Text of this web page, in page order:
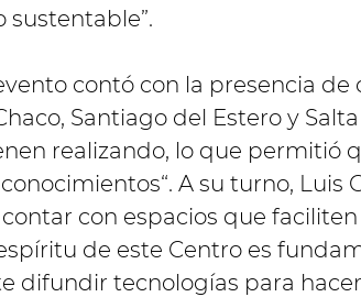
contó con la presencia de
Santiago del Estero y
realizando, lo que permitió
A su turno, Luis
con espacios que
de este Centro es
difundir tecnologías para